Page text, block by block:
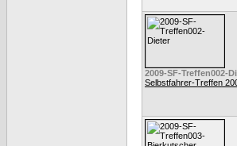
2009-SF-Treffen002-
Selbstfahrer-Treffen